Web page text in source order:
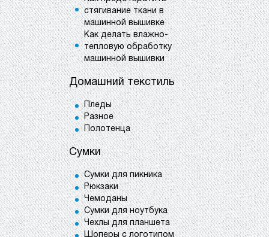
стягивание ткани в
машинной вышивке
Как делать влажно-
тепловую обработку
машинной вышивки
Домашний текстиль
Пледы
Разное
Полотенца
Сумки
Сумки для пикника
Рюкзаки
Чемоданы
Сумки для ноутбука
Чехлы для планшета
Шоперы с логотипом